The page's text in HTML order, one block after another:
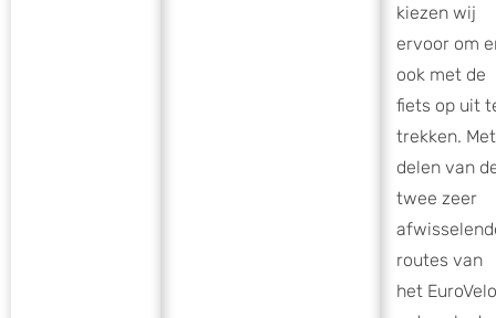
kiezen wij
ervoor om
ook met de
fiets op uit
trekken. Met
delen van
twee zeer
routes van
het EuroVelo